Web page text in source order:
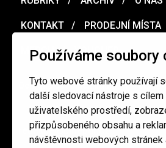
Používáme soubory
Tyto webové stránky používají
další sledovací nástroje s
uživatelského prostředí,
přizpůsobeného obsahu a
návštěvnosti webových
KONTAKT PRODEJNÍ MÍSTA
MERCH VOUCHER
Ochrana osobních údajů /
redakce@cinepur.cz